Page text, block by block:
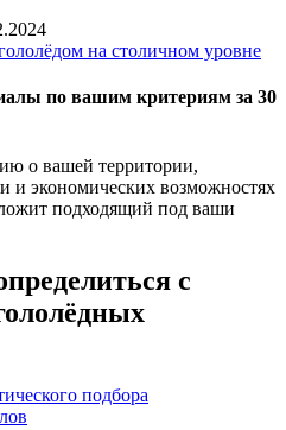
по вашим критериям за 30
о вашей территории,
и экономических возможностях
подходящий под ваши
с
подбора